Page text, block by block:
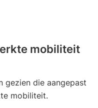
mobiliteit
gezien die aangepast
mobiliteit.